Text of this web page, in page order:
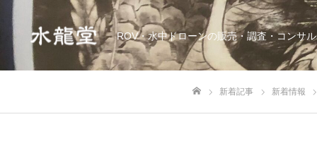
ROV・水中ドローンの販売・調査・コンサル
新着記事 新着情報